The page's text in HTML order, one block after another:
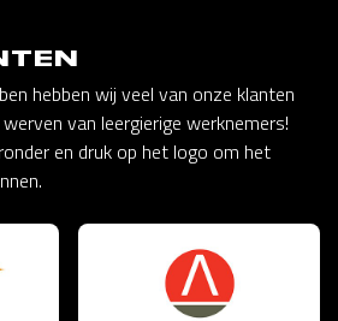
hebben wij veel van onze klanten
van leergierige werknemers!
en druk op het logo om het